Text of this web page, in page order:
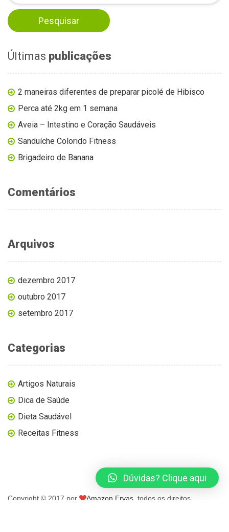
Últimas publicações
2 maneiras diferentes de preparar picolé de Hibisco
Perca até 2kg em 1 semana
Aveia – Intestino e Coração Saudáveis
Sanduíche Colorido Fitness
Brigadeiro de Banana
Comentários
Arquivos
dezembro 2017
outubro 2017
setembro 2017
Categorias
Artigos Naturais
Dica de Saúde
Dieta Saudável
Receitas Fitness
Copyright © 2017 por Amazon Ervas , todos os direitos
Dúvidas? Clique aqui